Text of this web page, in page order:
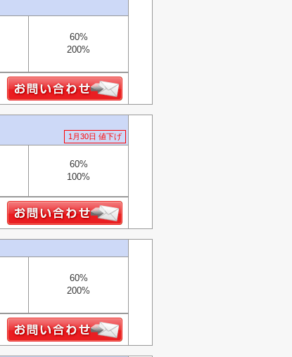
60%
200%
1月30日 値下げ
60%
100%
60%
200%